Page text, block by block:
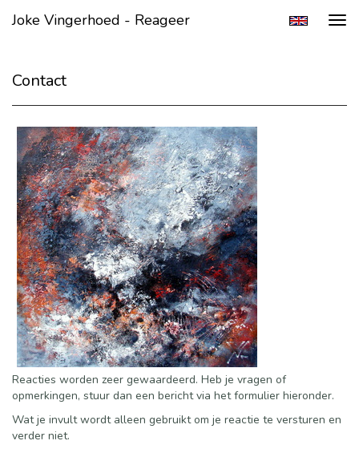
Joke Vingerhoed - Reageer
Contact
Reacties worden zeer gewaardeerd. Heb je vragen of
opmerkingen, stuur dan een bericht via het formulier hieronder.
Wat je invult wordt alleen gebruikt om je reactie te versturen en
verder niet.